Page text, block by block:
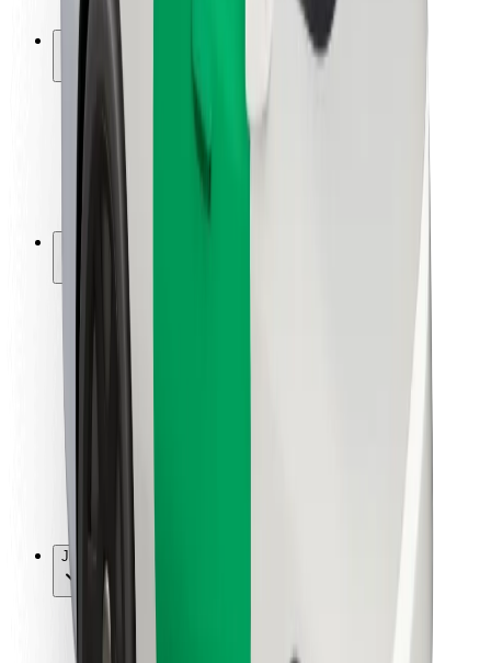
Laboratoř bezpečnosti
Města
Lokality
Řešení pro města
Letiště
Nabíjecí stanice Bolt
Pro cestující
Pro řidiče
Pro kurýry
Bolt Food
Pro restaurace
Bolt for Business
Jiné
Partneři
Obchodní podmínky